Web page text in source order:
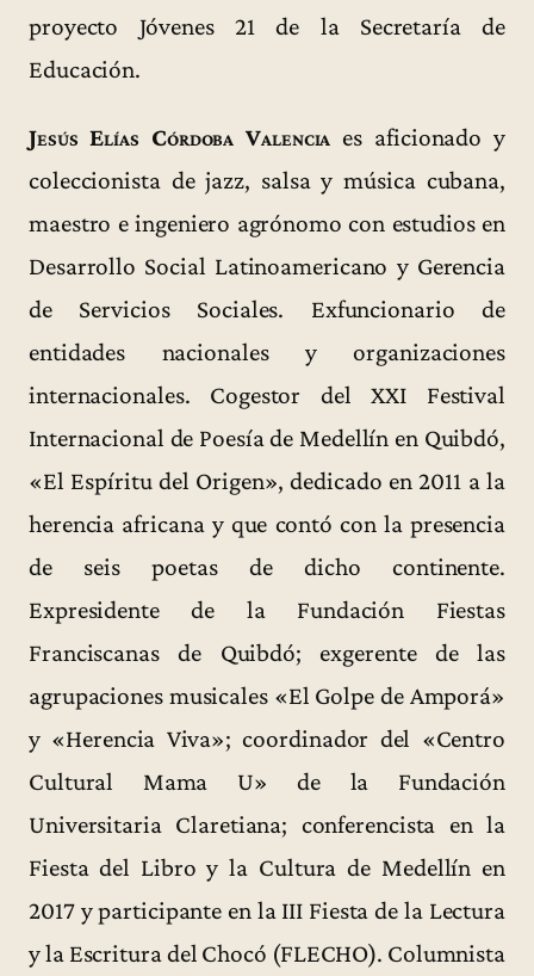
proyecto Jóvenes 21 de la Secretaría de
Educación.
Jesús Elías Córdoba Valencia es aficionado y
coleccionista de jazz, salsa y música cubana,
maestro e ingeniero agrónomo con estudios en
Desarrollo Social Latinoamericano y Gerencia
de Servicios Sociales. Exfuncionario de
entidades nacionales y organizaciones
internacionales. Cogestor del XXI Festival
Internacional de Poesía de Medellín en Quibdó,
«El Espíritu del Origen», dedicado en 2011 a la
herencia africana y que contó con la presencia
de seis poetas de dicho continente.
Expresidente de la Fundación Fiestas
Franciscanas de Quibdó; exgerente de las
agrupaciones musicales «El Golpe de Amporá»
y «Herencia Viva»; coordinador del «Centro
Cultural Mama U» de la Fundación
Universitaria Claretiana; conferencista en la
Fiesta del Libro y la Cultura de Medellín en
2017 y participante en la III Fiesta de la Lectura
y la Escritura del Chocó (FLECHO). Columnista